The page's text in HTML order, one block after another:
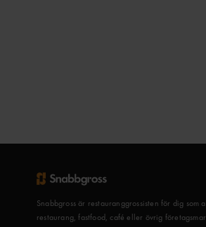
Snabbgross är restauranggrossisten för dig som
restaurang, fastfood, café eller övrig